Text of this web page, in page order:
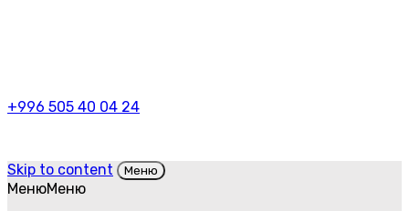
+996 505 40 04 24
Skip to content Меню
МенюМеню